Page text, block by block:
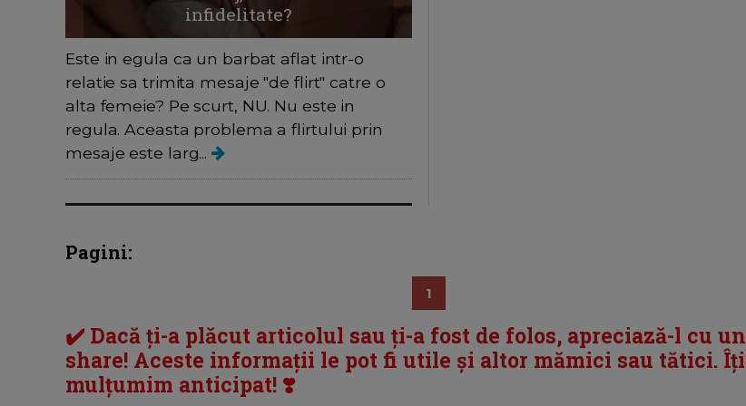
infidelitate?
Este in egula ca un barbat aflat intr-o
relatie sa trimita mesaje "de flirt" catre o
alta femeie? Pe scurt, NU. Nu este in
regula. Aceasta problema a flirtului prin
mesaje este larg...
Pagini:
1
✔️ Dacă ți-a plăcut articolul sau ți-a fost de folos, apreciază-l cu un
share! Aceste informații le pot fi utile și altor mămici sau tătici. Îți
mulțumim anticipat! ❣️